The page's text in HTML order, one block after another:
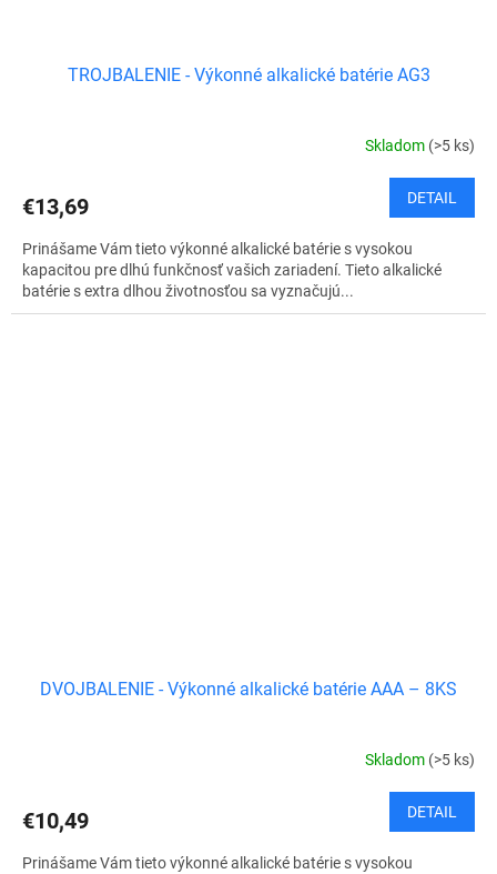
TROJBALENIE - Výkonné alkalické batérie AG3
Skladom (>5 ks)
€13,69 DETAIL
Prinášame Vám tieto výkonné alkalické batérie s vysokou
kapacitou pre dlhú funkčnosť vašich zariadení. Tieto alkalické
batérie s extra dlhou životnosťou sa vyznačujú...
DVOJBALENIE - Výkonné alkalické batérie AAA – 8KS
Skladom (>5 ks)
€10,49 DETAIL
Prinášame Vám tieto výkonné alkalické batérie s vysokou